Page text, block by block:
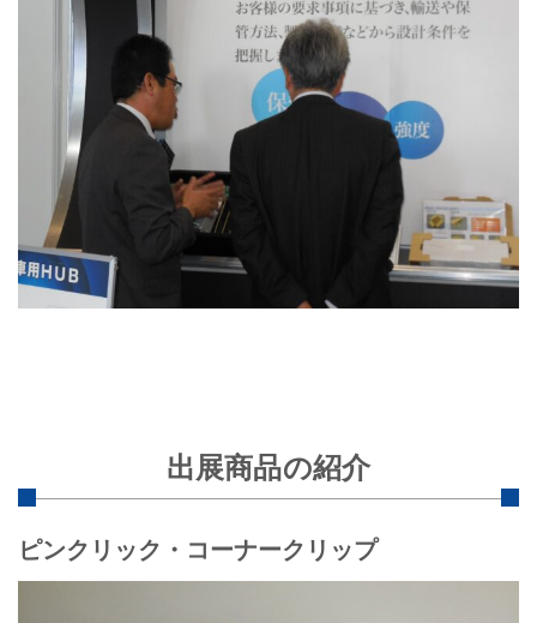
出展商品の紹介
ピンクリック・コーナークリップ